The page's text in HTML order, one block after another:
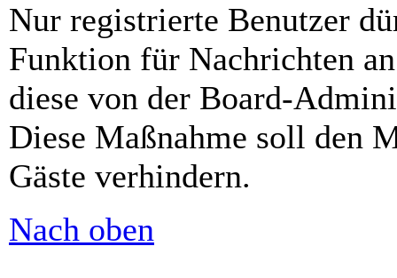
Nur registrierte Benutzer
Funktion für Nachrichten
diese von der Board-
Diese Maßnahme soll den
Gäste verhindern.
Nach oben